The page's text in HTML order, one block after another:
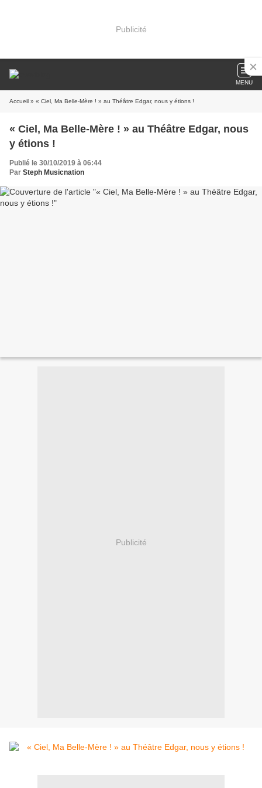
Publicité
MENU
Accueil » « Ciel, Ma Belle-Mère ! » au Théâtre Edgar, nous y étions !
« Ciel, Ma Belle-Mère ! » au Théâtre Edgar, nous
y étions !
Publié le 30/10/2019 à 06:44
Par Steph Musicnation
Publicité